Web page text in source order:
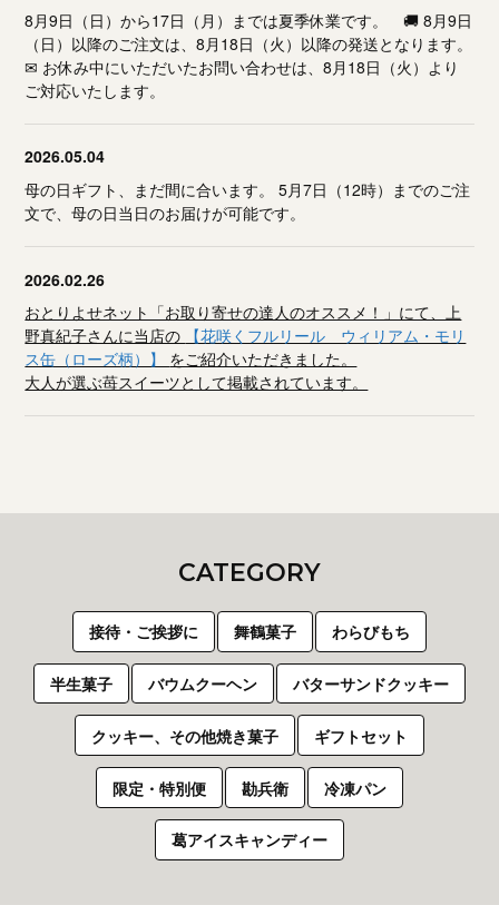
8月9日（日）から17日（月）までは夏季休業です。 🚚 8月9日
（日）以降のご注文は、8月18日（火）以降の発送となります。
✉ お休み中にいただいたお問い合わせは、8月18日（火）より
ご対応いたします。
2026.05.04
母の日ギフト、まだ間に合います。 5月7日（12時）までのご注
文で、母の日当日のお届けが可能です。
2026.02.26
おとりよせネット「お取り寄せの達人のオススメ！」にて、上
野真紀子さんに当店の 【花咲くフルリール ウィリアム・モリ
ス缶（ローズ柄）】 をご紹介いただきました。
大人が選ぶ苺スイーツとして掲載されています。
CATEGORY
接待・ご挨拶に 舞鶴菓子 わらびもち
半生菓子 バウムクーヘン バターサンドクッキー
クッキー、その他焼き菓子 ギフトセット
限定・特別便 勘兵衛 冷凍パン
葛アイスキャンディー